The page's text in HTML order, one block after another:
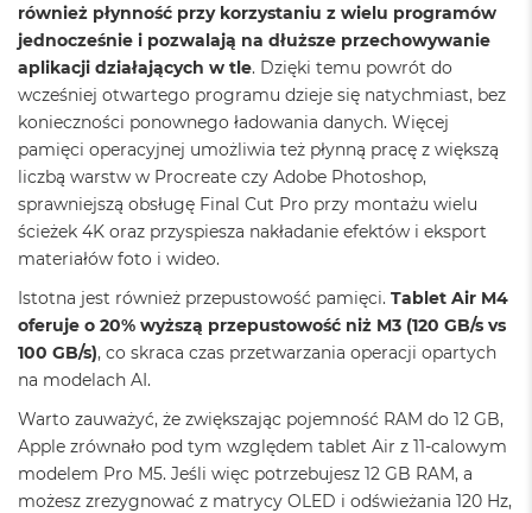
1
3
M
c
B
o
o
k
A
i
1
5
W
e
d
ł
u
g
k
również płynność przy korzystaniu z wielu programów
jednocześnie i pozwalają na dłuższe przechowywanie
aplikacji działających w tle. Dzięki temu powrót do
wcześniej otwartego programu dzieje się natychmiast, bez
konieczności ponownego ładowania danych. Więcej
pamięci operacyjnej umożliwia też płynną pracę z większą
liczbą warstw w Procreate czy Adobe Photoshop,
sprawniejszą obsługę Final Cut Pro przy montażu wielu
ścieżek 4K oraz przyspiesza nakładanie efektów i eksport
materiałów foto i wideo.
Istotna jest również przepustowość pamięci. Tablet Air M4
oferuje o 20% wyższą przepustowość niż M3 (120 GB/s vs
100 GB/s), co skraca czas przetwarzania operacji opartych
na modelach AI.
Warto zauważyć, że zwiększając pojemność RAM do 12 GB,
Apple zrównało pod tym względem tablet Air z 11-calowym
modelem Pro M5. Jeśli więc potrzebujesz 12 GB RAM, a
możesz zrezygnować z matrycy OLED i odświeżania 120 Hz,